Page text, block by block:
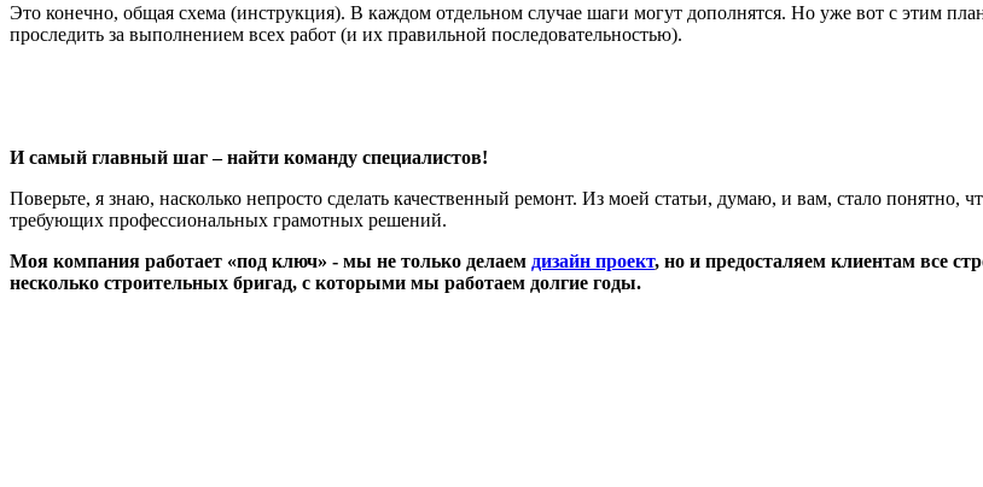
Это конечно, общая схема (инструкция). В каждом отдельном случае шаги могут дополнятся. Но уже вот с этим
проследить за выполнением всех работ (и их правильной последовательностью).
И самый главный шаг – найти команду специалистов!
Поверьте, я знаю, насколько непросто сделать качественный ремонт. Из моей статьи, думаю, и вам, стало понятно,
требующих профессиональных грамотных решений.
Моя компания работает «под ключ» - мы не только делаем дизайн проект, но и предосталяем клиентам все
несколько строительных бригад, с которыми мы работаем долгие годы.